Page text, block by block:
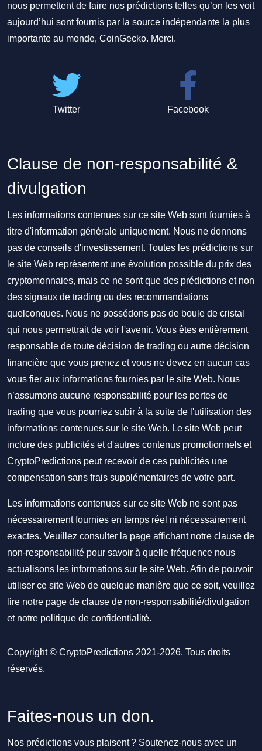
nous permettent de faire nos prédictions telles qu’on les voit
aujourd’hui sont fournis par la source indépendante la plus
importante au monde, CoinGecko. Merci.
Twitter Facebook
Clause de non-responsabilité &
divulgation
Les informations contenues sur ce site Web sont fournies à
titre d'information générale uniquement. Nous ne donnons
pas de conseils d'investissement. Toutes les prédictions sur
le site Web représentent une évolution possible du prix des
cryptomonnaies, mais ce ne sont que des prédictions et non
des signaux de trading ou des recommandations
quelconques. Nous ne possédons pas de boule de cristal
qui nous permettrait de voir l'avenir. Vous êtes entièrement
responsable de toute décision de trading ou autre décision
financière que vous prenez et vous ne devez en aucun cas
vous fier aux informations fournies par le site Web. Nous
n’assumons aucune responsabilité pour les pertes de
trading que vous pourriez subir à la suite de l'utilisation des
informations contenues sur le site Web. Le site Web peut
inclure des publicités et d'autres contenus promotionnels et
CryptoPredictions peut recevoir de ces publicités une
compensation sans frais supplémentaires de votre part.
Les informations contenues sur ce site Web ne sont pas
nécessairement fournies en temps réel ni nécessairement
exactes. Veuillez consulter la page affichant notre clause de
non-responsabilité pour savoir à quelle fréquence nous
actualisons les informations sur le site Web. Afin de pouvoir
utiliser ce site Web de quelque manière que ce soit, veuillez
lire notre page de clause de non-responsabilité/divulgation
et notre politique de confidentialité.
Copyright © CryptoPredictions 2021-2026. Tous droits
réservés.
Faites-nous un don.
Nos prédictions vous plaisent ? Soutenez-nous avec un